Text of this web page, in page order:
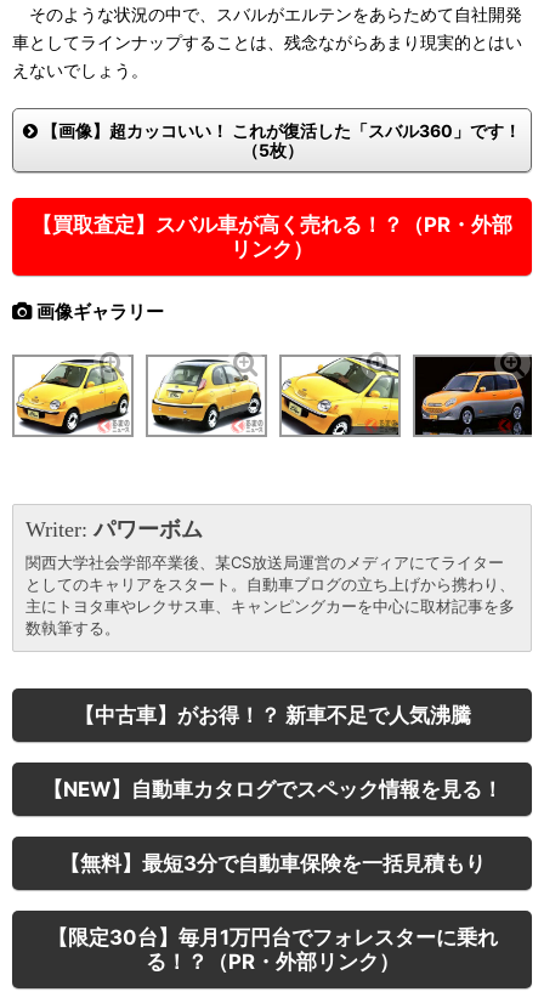
そのような状況の中で、スバルがエルテンをあらためて自社開発
車としてラインナップすることは、残念ながらあまり現実的とはい
えないでしょう。
【画像】超カッコいい！ これが復活した「スバル360」です！
（5枚）
【買取査定】スバル車が高く売れる！？（PR・外部
リンク）
画像ギャラリー
Writer:パワーボム
関西大学社会学部卒業後、某CS放送局運営のメディアにてライター
としてのキャリアをスタート。自動車ブログの立ち上げから携わり、
主にトヨタ車やレクサス車、キャンピングカーを中心に取材記事を多
数執筆する。
【中古車】がお得！？ 新車不足で人気沸騰
【NEW】自動車カタログでスペック情報を見る！
【無料】最短3分で自動車保険を一括見積もり
【限定30台】毎月1万円台でフォレスターに乗れ
る！？（PR・外部リンク）